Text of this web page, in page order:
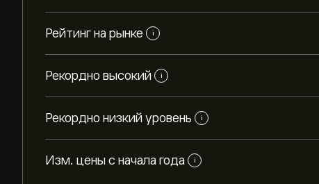
Рейтинг на рынке i
Рекордно высокий i
Рекордно низкий уровень i
Изм. цены с начала года i